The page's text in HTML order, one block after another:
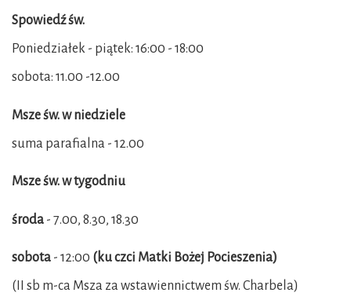
Spowiedź św.
Poniedziałek - piątek: 16:00 - 18:00
sobota: 11.00 -12.00
Msze św. w niedziele
suma parafialna - 12.00
Msze św. w tygodniu
środa - 7.00, 8.30, 18.30
sobota - 12:00 (ku czci Matki Bożej Pocieszenia)
(II sb m-ca Msza za wstawiennictwem św. Charbela)